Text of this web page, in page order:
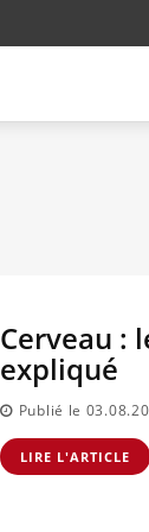
Cerveau :
expliqué
Publié le
LIRE L'ARTICLE